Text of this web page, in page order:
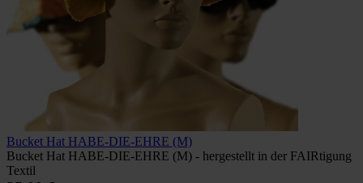
Bucket Hat HABE-DIE-EHRE (M)
Bucket Hat HABE-DIE-EHRE (M) - hergestellt in der FAIRtigung
Textil